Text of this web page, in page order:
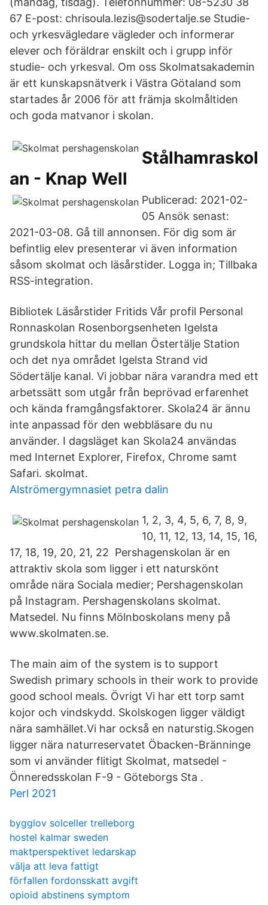
67 E-post: chrisoula.lezis@sodertalje.se Studie-
och yrkesvägledare vägleder och informerar
elever och föräldrar enskilt och i grupp inför
studie- och yrkesval. Om oss Skolmatsakademin
är ett kunskapsnätverk i Västra Götaland som
startades år 2006 för att främja skolmåltiden
och goda matvanor i skolan.
Stålhamraskol
an - Knap Well
Publicerad: 2021-02-
05 Ansök senast:
2021-03-08. Gå till annonsen. För dig som är
befintlig elev presenterar vi även information
såsom skolmat och läsårstider. Logga in; Tillbaka
RSS-integration.
Bibliotek Läsårstider Fritids Vår profil Personal
Ronnaskolan Rosenborgsenheten Igelsta
grundskola hittar du mellan Östertälje Station
och det nya området Igelsta Strand vid
Södertälje kanal. Vi jobbar nära varandra med ett
arbetssätt som utgår från beprövad erfarenhet
och kända framgångsfaktorer. Skola24 är ännu
inte anpassad för den webbläsare du nu
använder. I dagsläget kan Skola24 användas
med Internet Explorer, Firefox, Chrome samt
Safari. skolmat.
Alströmergymnasiet petra dalin
1, 2, 3, 4, 5, 6, 7, 8, 9,
10, 11, 12, 13, 14, 15, 16,
17, 18, 19, 20, 21, 22 Pershagenskolan är en
attraktiv skola som ligger i ett naturskönt
område nära Sociala medier; Pershagenskolan
på Instagram. Pershagenskolans skolmat.
Matsedel. Nu finns Mölnboskolans meny på
www.skolmaten.se.
The main aim of the system is to support
Swedish primary schools in their work to provide
good school meals. Övrigt Vi har ett torp samt
kojor och vindskydd. Skolskogen ligger väldigt
nära samhället.Vi har också en naturstig.Skogen
ligger nära naturreservatet Öbacken-Bränninge
som vi använder flitigt Skolmat, matsedel -
Önneredsskolan F-9 - Göteborgs Sta .
Perl 2021
bygglov solceller trelleborg
hostel kalmar sweden
maktperspektivet ledarskap
välja att leva fattigt
förfallen fordonsskatt avgift
opioid abstinens symptom